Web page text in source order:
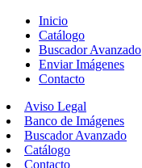
Inicio
Catálogo
Buscador Avanzado
Enviar Imágenes
Contacto
Aviso Legal
Banco de Imágenes
Buscador Avanzado
Catálogo
Contacto